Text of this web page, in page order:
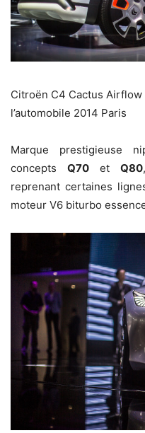
Citroën C4 Cactus Airflow
l’automobile 2014 Paris
Marque prestigieuse
concepts Q70 et Q80
reprenant certaines
moteur V6 biturbo